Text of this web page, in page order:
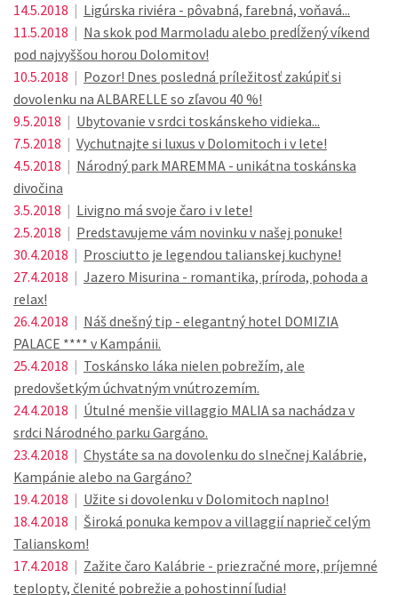
14.5.2018 | Ligúrska riviéra - pôvabná, farebná, voňavá...
11.5.2018 | Na skok pod Marmoladu alebo predĺžený víkend
pod najvyššou horou Dolomitov!
10.5.2018 | Pozor! Dnes posledná príležitosť zakúpiť si
dovolenku na ALBARELLE so zľavou 40 %!
9.5.2018 | Ubytovanie v srdci toskánskeho vidieka...
7.5.2018 | Vychutnajte si luxus v Dolomitoch i v lete!
4.5.2018 | Národný park MAREMMA - unikátna toskánska
divočina
3.5.2018 | Livigno má svoje čaro i v lete!
2.5.2018 | Predstavujeme vám novinku v našej ponuke!
30.4.2018 | Prosciutto je legendou talianskej kuchyne!
27.4.2018 | Jazero Misurina - romantika, príroda, pohoda a
relax!
26.4.2018 | Náš dnešný tip - elegantný hotel DOMIZIA
PALACE **** v Kampánii.
25.4.2018 | Toskánsko láka nielen pobrežím, ale
predovšetkým úchvatným vnútrozemím.
24.4.2018 | Útulné menšie villaggio MALIA sa nachádza v
srdci Národného parku Gargáno.
23.4.2018 | Chystáte sa na dovolenku do slnečnej Kalábrie,
Kampánie alebo na Gargáno?
19.4.2018 | Užite si dovolenku v Dolomitoch naplno!
18.4.2018 | Široká ponuka kempov a villaggií naprieč celým
Talianskom!
17.4.2018 | Zažite čaro Kalábrie - priezračné more, príjemné
teplopty, členité pobrežie a pohostinní ľudia!